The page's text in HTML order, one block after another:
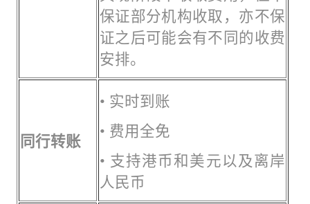
保证部分机构收取，亦不保
证之后可能会有不同的收费
安排。
同行转账
• 实时到账
• 费用全免
• 支持港币和美元以及离岸
人民币